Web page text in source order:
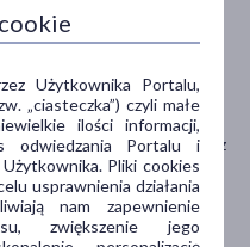
poniżej 25 °C.
lekach, stosowanych
a także o lekach, które
tych, które wydawane są bez
Użytkownika Portalu,
„ciasteczka”) czyli małe
ilości informacji,
odwiedzania Portalu i
Pliki cookies
usprawnienia działania
nam zapewnienie
zwiększenie jego